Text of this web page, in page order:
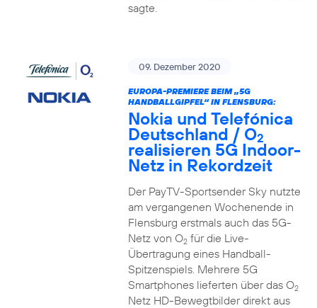
sagte.
09. Dezember 2020
EUROPA-PREMIERE BEIM „5G
HANDBALLGIPFEL“ IN FLENSBURG:
Nokia und Telefónica
Deutschland / O2
realisieren 5G Indoor-
Netz in Rekordzeit
Der PayTV-Sportsender Sky nutzte
am vergangenen Wochenende in
Flensburg erstmals auch das 5G-
Netz von O2für die Live-
Übertragung eines Handball-
Spitzenspiels. Mehrere 5G
Smartphones lieferten über das O2
Netz HD-Bewegtbilder direkt aus